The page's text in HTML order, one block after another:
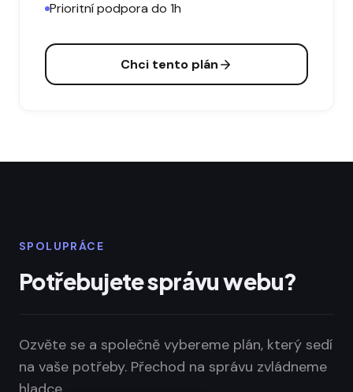
Prioritní podpora do 1h
Chci tento plán
SPOLUPRÁCE
Potřebujete správu webu?
Ozvěte se a společně vybereme plán, který sedí
na vaše potřeby. Přechod na správu zvládneme